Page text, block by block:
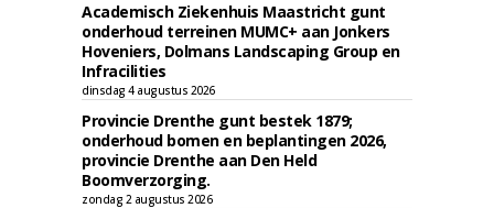
Academisch Ziekenhuis Maastricht gunt
onderhoud terreinen MUMC+ aan Jonkers
Hoveniers, Dolmans Landscaping Group en
Infracilities
dinsdag 4 augustus 2026
Provincie Drenthe gunt bestek 1879;
onderhoud bomen en beplantingen 2026,
provincie Drenthe aan Den Held
Boomverzorging.
zondag 2 augustus 2026